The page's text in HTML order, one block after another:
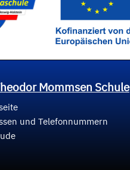
Mommsen Schule
und Telefonnummern